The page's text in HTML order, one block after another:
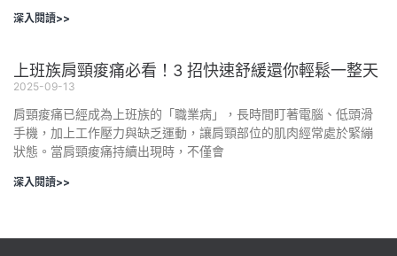
深入閱讀>>
上班族肩頸痠痛必看！3 招快速舒緩還你輕鬆一整天
2025-09-13
肩頸痠痛已經成為上班族的「職業病」，長時間盯著電腦、低頭滑
手機，加上工作壓力與缺乏運動，讓肩頸部位的肌肉經常處於緊繃
狀態。當肩頸痠痛持續出現時，不僅會
深入閱讀>>